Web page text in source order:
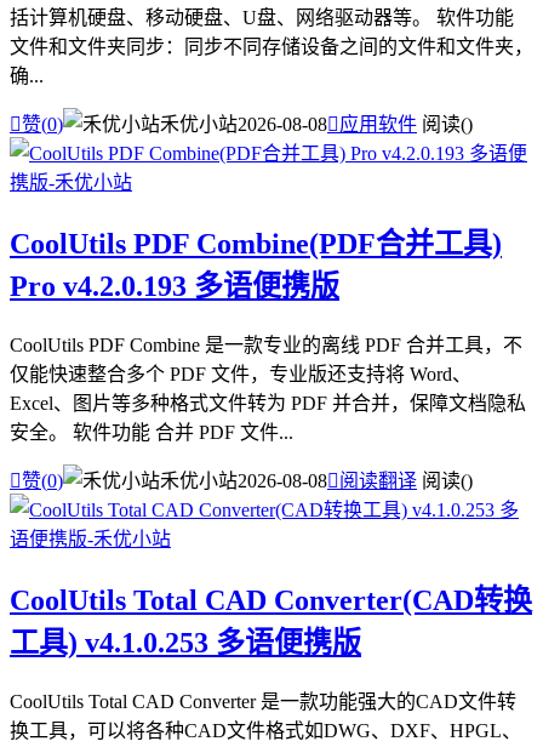
括计算机硬盘、移动硬盘、U盘、网络驱动器等。 软件功能
文件和文件夹同步：同步不同存储设备之间的文件和文件夹，
确...
赞(0) 禾优小站2026-08-08应用软件 阅读()
CoolUtils PDF Combine(PDF合并工具)
Pro v4.2.0.193 多语便携版
CoolUtils PDF Combine 是一款专业的离线 PDF 合并工具，不
仅能快速整合多个 PDF 文件，专业版还支持将 Word、
Excel、图片等多种格式文件转为 PDF 并合并，保障文档隐私
安全。 软件功能 合并 PDF 文件...
赞(0) 禾优小站2026-08-08阅读翻译 阅读()
CoolUtils Total CAD Converter(CAD转换
工具) v4.1.0.253 多语便携版
CoolUtils Total CAD Converter 是一款功能强大的CAD文件转
换工具，可以将各种CAD文件格式如DWG、DXF、HPGL、